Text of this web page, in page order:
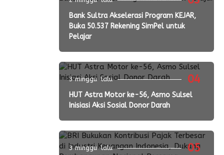
Bank Sultra Akselerasi Program KEJAR,
Buka 50.537 Rekening SimPel untuk
Pelajar
04
3 minggu lalu
HUT Astra Motor ke-56, Asmo Sulsel
Inisiasi Aksi Sosial Donor Darah
05
3 minggu lalu